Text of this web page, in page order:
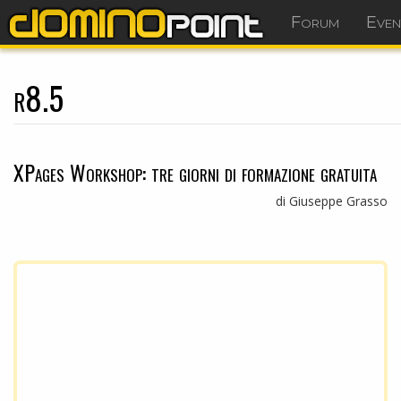
Forum
r8.5
XPages Workshop: tre giorni di formazione gratuita
di Giuseppe Grasso